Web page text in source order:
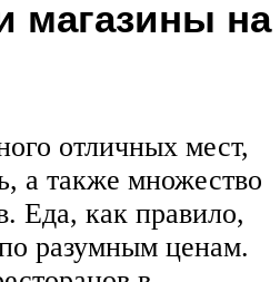
магазины на
отличных мест,
а также множество
Еда, как правило,
разумным ценам.